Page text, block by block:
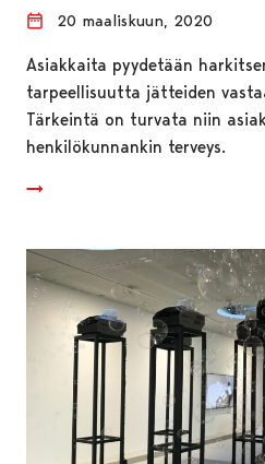
20 maaliskuun, 2020
Asiakkaita pyydetään
tarpeellisuutta jätteiden
Tärkeintä on turvata niin
henkilökunnankin terveys.